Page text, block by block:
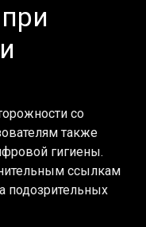
со
также
гигиены.
ссылкам
подозрительных